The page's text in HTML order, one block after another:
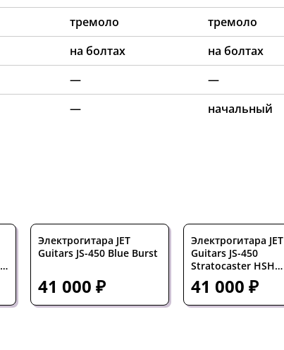
тремоло тремоло
на болтах на болтах
— —
— начальный
Электрогитара JET
Guitars JS-450 Blue Burst
41 000 ₽
Электрогитара JET
Guitars JS-450
Stratocaster HSH
Transparent Green
41 000 ₽